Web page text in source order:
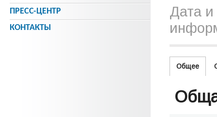
Дата и
Общее
ПРЕСС-ЦЕНТР
КОНТАКТЫ